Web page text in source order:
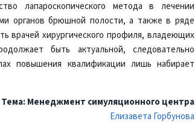
лапароскопического метода в лечении
органов брюшной полости, а также в ряде
врачей хирургического профиля, владеющих
быть актуальной, следовательно
повышения квалификации лишь набирает
Тема: Менеджмент симуляционного центра
Елизавета Горбунова